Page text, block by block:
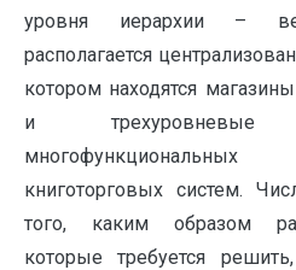
уровня иерархии –
располагается
котором находятся
и
книготорговых систем.
того, каким образом
которые требуется